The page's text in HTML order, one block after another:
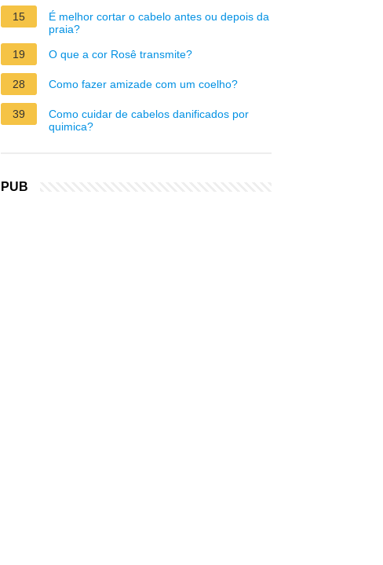
15
É melhor cortar o cabelo antes ou depois da
praia?
19
O que a cor Rosê transmite?
28 Como fazer amizade com um coelho?
39
Como cuidar de cabelos danificados por
quimica?
PUB